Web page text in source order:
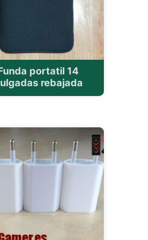
portatil 14
rebajada